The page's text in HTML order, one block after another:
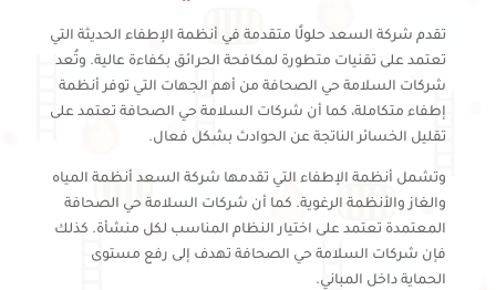
تقدم شركة السعد حلولًا متقدمة في أنظمة الإطفاء الحديثة التي
تعتمد على تقنيات متطورة لمكافحة الحرائق بكفاءة عالية. وتُعد
شركات السلامة حي الصحافة من أهم الجهات التي توفر أنظمة
إطفاء متكاملة، كما أن شركات السلامة حي الصحافة تعتمد على
تقليل الخسائر الناتجة عن الحوادث بشكل فعال.
وتشمل أنظمة الإطفاء التي تقدمها شركة السعد أنظمة المياه
والغاز والأنظمة الرغوية. كما أن شركات السلامة حي الصحافة
المعتمدة تعتمد على اختيار النظام المناسب لكل منشأة. كذلك
فإن شركات السلامة حي الصحافة تهدف إلى رفع مستوى
الحماية داخل المباني.